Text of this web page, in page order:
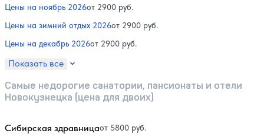
Цены на ноябрь 2026от 2900 руб.
Цены на зимний отдых 2026от 2900 руб.
Цены на декабрь 2026от 2900 руб.
Показать все
Самые недорогие санатории, пансионаты и отели
Новокузнецка (цена для двоих)
Сибирская здравницаот 5800 руб.